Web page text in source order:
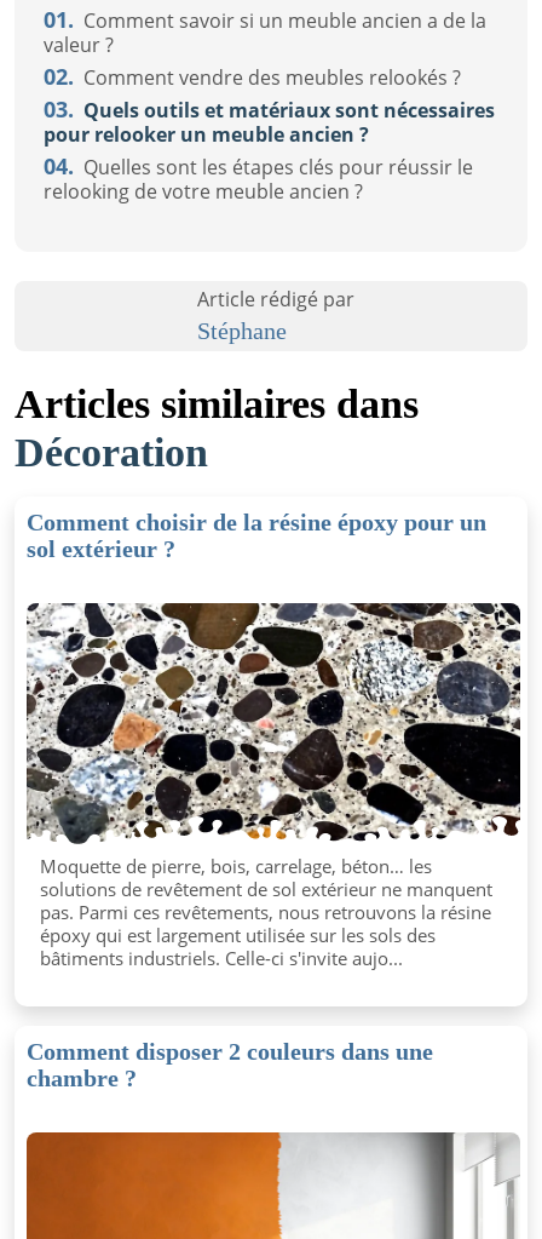
01. Comment savoir si un meuble ancien a de la
valeur ?
02. Comment vendre des meubles relookés ?
03. Quels outils et matériaux sont nécessaires
pour relooker un meuble ancien ?
04. Quelles sont les étapes clés pour réussir le
relooking de votre meuble ancien ?
Article rédigé par
Stéphane
Articles similaires dans
Décoration
Comment choisir de la résine époxy pour un
sol extérieur ?
Moquette de pierre, bois, carrelage, béton… les
solutions de revêtement de sol extérieur ne manquent
pas. Parmi ces revêtements, nous retrouvons la résine
époxy qui est largement utilisée sur les sols des
bâtiments industriels. Celle-ci s'invite aujo...
Comment disposer 2 couleurs dans une
chambre ?